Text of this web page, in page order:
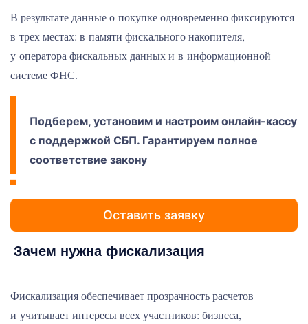
В результате данные о покупке одновременно фиксируются
в трех местах: в памяти фискального накопителя,
у оператора фискальных данных и в информационной
системе ФНС.
Подберем, установим и настроим онлайн-кассу
с поддержкой СБП. Гарантируем полное
соответствие закону
Оставить заявку
Зачем нужна фискализация
Фискализация обеспечивает прозрачность расчетов
и учитывает интересы всех участников: бизнеса,